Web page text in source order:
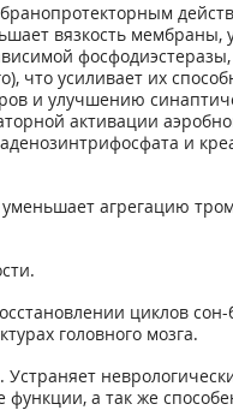
вязкость мембраны,
что усиливает их
и улучшению
активации
и
агрегацию
циклов сон-
головного мозга.
функции, а так же